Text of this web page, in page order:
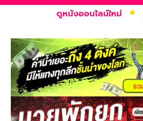
ดูหนังออนไลน์ใหม่